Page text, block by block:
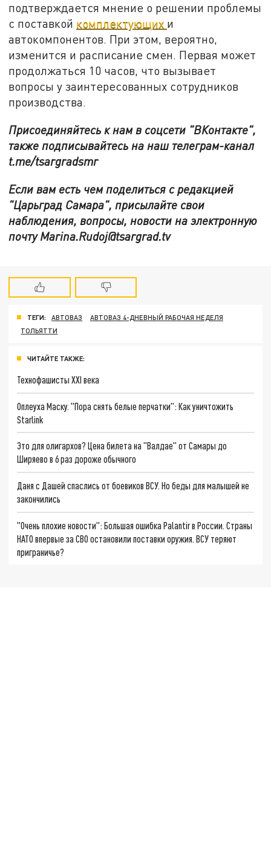
подтверждается мнение о решении проблемы
с поставкой комплектующих и
автокомпонентов. При этом, вероятно,
изменится и расписание смен. Первая может
продолжаться 10 часов, что вызывает
вопросы у заинтересованных сотрудников
производства.
Присоединяйтесь к нам в соцсети "ВКонтакте",
также подписывайтесь на наш телеграм-канал
t.me/tsargradsmr
Если вам есть чем поделиться с редакцией
"Царьград Самара", присылайте свои
наблюдения, вопросы, новости на электронную
почту Marina.Rudoj@tsargrad.tv
ТЕГИ: АВТОВАЗ
АВТОВАЗ 4-ДНЕВНЫЙ РАБОЧАЯ НЕДЕЛЯ
ТОЛЬЯТТИ
ЧИТАЙТЕ ТАКЖЕ:
Технофашисты XXI века
Оплеуха Маску. "Пора снять белые перчатки": Как уничтожить
Starlink
Это для олигархов? Цена билета на "Валдае" от Самары до
Ширяево в 6 раз дороже обычного
Даня с Дашей спаслись от боевиков ВСУ. Но беды для малышей не
закончились
"Очень плохие новости": Большая ошибка Palantir в России. Страны
НАТО впервые за СВО остановили поставки оружия. ВСУ теряют
приграничье?